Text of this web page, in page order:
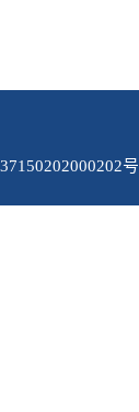
号